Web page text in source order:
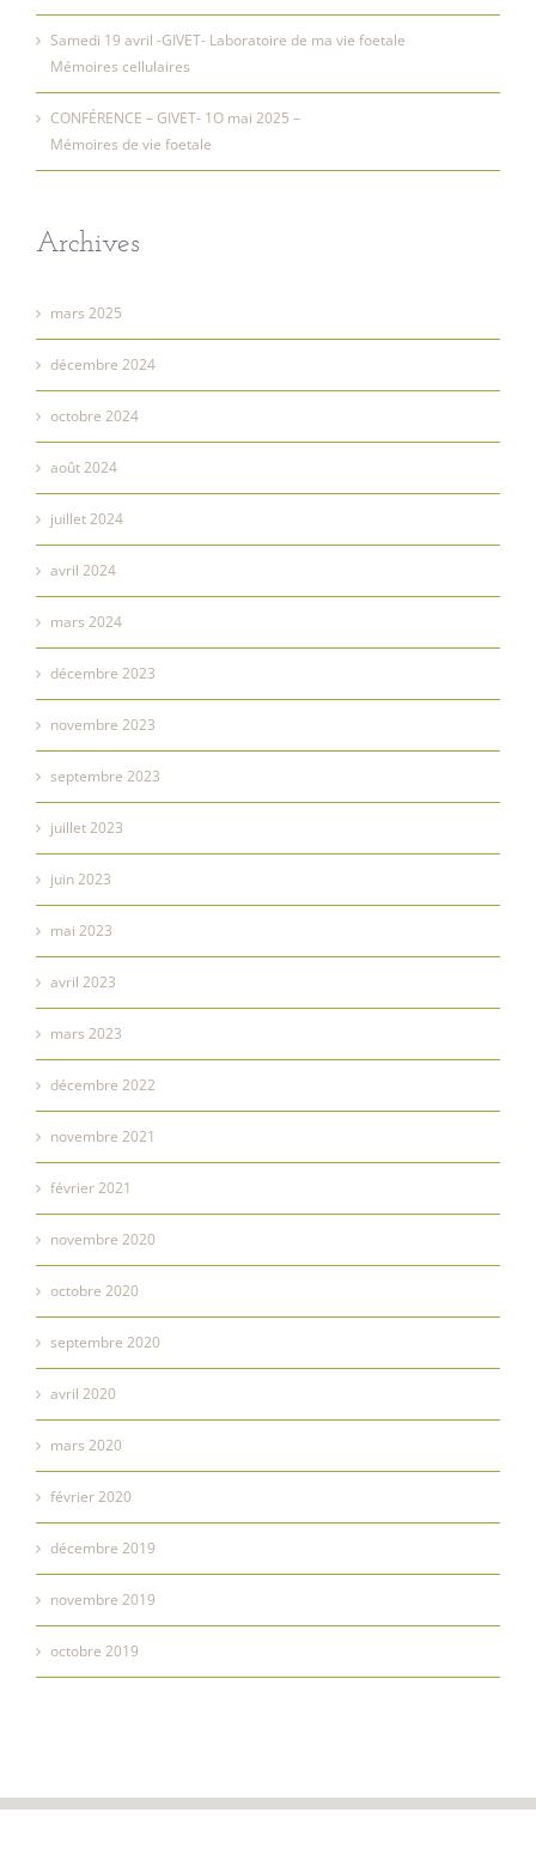
Samedi 19 avril -GIVET- Laboratoire de ma vie foetale
Mémoires cellulaires
CONFÉRENCE – GIVET- 1O mai 2025 –
Mémoires de vie foetale
Archives
mars 2025
décembre 2024
octobre 2024
août 2024
juillet 2024
avril 2024
mars 2024
décembre 2023
novembre 2023
septembre 2023
juillet 2023
juin 2023
mai 2023
avril 2023
mars 2023
décembre 2022
novembre 2021
février 2021
novembre 2020
octobre 2020
septembre 2020
avril 2020
mars 2020
février 2020
décembre 2019
novembre 2019
octobre 2019